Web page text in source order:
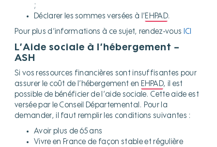
;
Déclarer les sommes versées à l’EHPAD.
Pour plus d’informations à ce sujet, rendez-vous ICI
L’Aide sociale à l’hébergement –
ASH
Si vos ressources financières sont insuffisantes pour
assurer le coût de l’hébergement en EHPAD, il est
possible de bénéficier de l’aide sociale. Cette aide est
versée par le Conseil Départemental. Pour la
demander, il faut remplir les conditions suivantes :
Avoir plus de 65 ans
Vivre en France de façon stable et régulière